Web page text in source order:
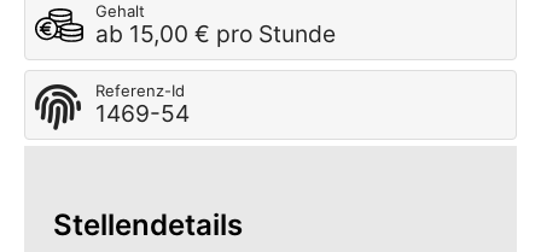
Gehalt
ab 15,00 € pro Stunde
Referenz-Id
1469-54
Stellendetails